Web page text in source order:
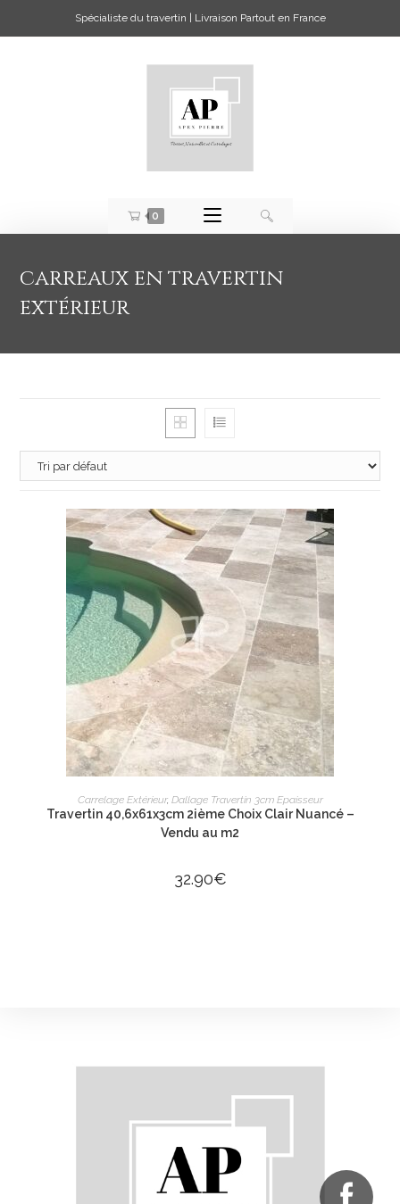
Spécialiste du travertin | Livraison Partout en France
0
carreaux en travertin
extérieur
AJOUTER AU PANIER
Carrelage Extérieur, Dallage Travertin 3cm Epaisseur
Travertin 40,6x61x3cm 2ième Choix Clair Nuancé –
Vendu au m2
32.90€